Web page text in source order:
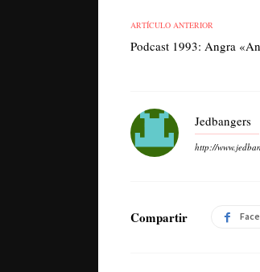
ARTÍCULO ANTERIOR
Podcast 1993: Angra
Jedbangers
http://
Compartir